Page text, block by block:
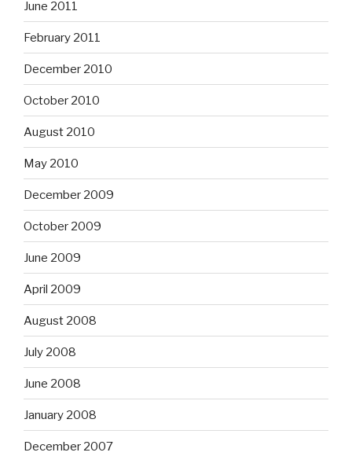
June 2011
February 2011
December 2010
October 2010
August 2010
May 2010
December 2009
October 2009
June 2009
April 2009
August 2008
July 2008
June 2008
January 2008
December 2007